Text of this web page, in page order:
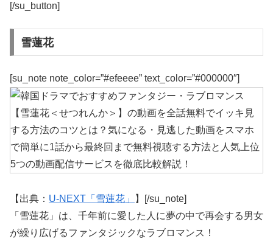
[/su_button]
雪蓮花
[su_note note_color=”#efeeee” text_color=”#000000″]
【出典： U-NEXT「雪蓮花」
】[/su_note]
「雪蓮花」は、千年前に愛した人に夢の中で再会する男女
が繰り広げるファンタジックなラブロマンス！